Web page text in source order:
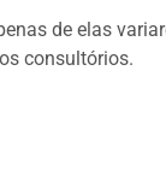
de elas
consultórios.